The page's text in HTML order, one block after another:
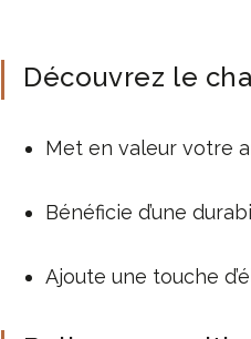
Découvrez le
Met en valeur votre
Bénéficie d’une
Ajoute une touche